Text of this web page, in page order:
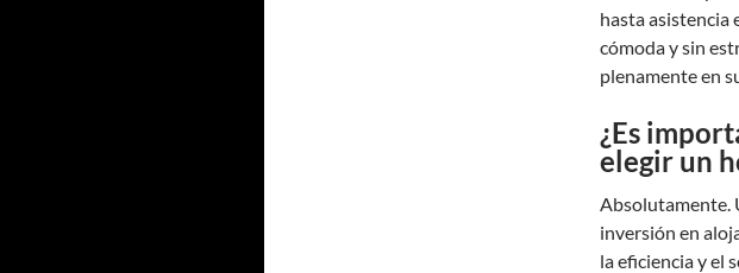
hasta asistencia
cómoda y sin
plenamente en
¿Es
elegir un
Absolutamente.
inversión en
la eficiencia y el